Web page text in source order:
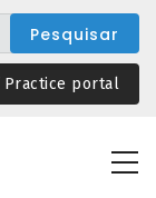
Practice portal